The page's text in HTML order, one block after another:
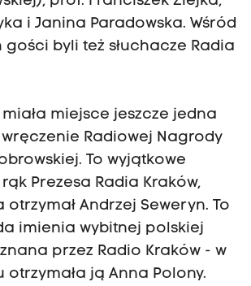
i Janina Paradowska. Wśród
byli też słuchacze Radia
miejsce jeszcze jedna
Radiowej Nagrody
To wyjątkowe
Prezesa Radia Kraków,
otrzymał Andrzej Seweryn. To
imienia wybitnej polskiej
przez Radio Kraków - w
otrzymała ją Anna Polony.